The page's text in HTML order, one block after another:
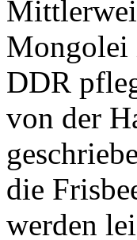
Mongolei
DDR
von der
die
werden